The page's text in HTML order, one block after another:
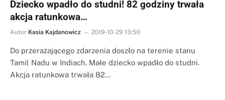
Dziecko wpadło do studni! 82 godziny trwała
akcja ratunkowa…
Autor Kasia Kajdanowicz 2019-10-29 13:50
Do przerażającego zdarzenia doszło na terenie stanu
Tamil Nadu w Indiach. Małe dziecko wpadło do studni.
Akcja ratunkowa trwała 82…